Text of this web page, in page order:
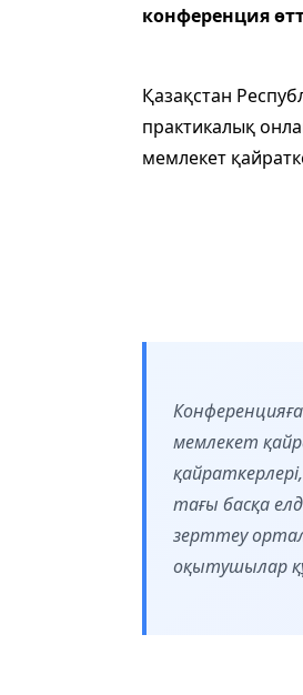
конференция
Қазақстан
практикалық
мемлекет
мемлекет
тағы басқа
зерттеу
оқытушылар